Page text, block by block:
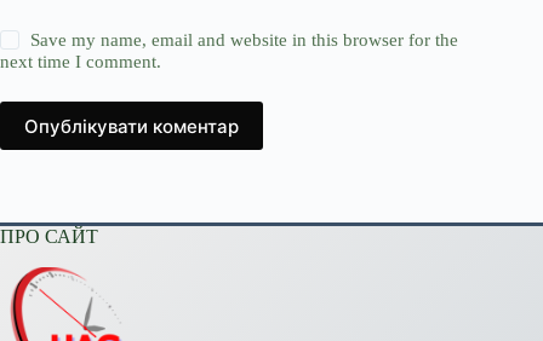
Save my name, email and website in this browser for the
next time I comment.
Опублікувати коментар
ПРО САЙТ